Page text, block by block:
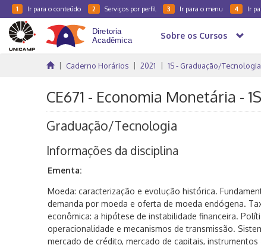
1 Ir para o conteúdo 2 Serviços por perfil 3 Ir para o menu 4 Ir
Sobre os Cursos
Caderno Horários 2021 1S - Graduação/Tecnologia
CE671 - Economia Monetária -
Graduação/Tecnologia
Informações da disciplina
Ementa:
Moeda: caracterização e evolução histórica.
demanda por moeda e oferta de moeda endógena.
econômica: a hipótese de instabilidade financeira.
operacionalidade e mecanismos de transmissão.
mercado de crédito, mercado de capitais,